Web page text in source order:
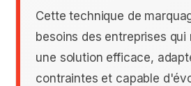
Cette technique de
besoins des entreprises
une solution efficace,
contraintes et capable